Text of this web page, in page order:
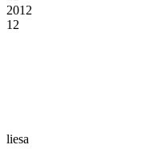
2012
12
liesa